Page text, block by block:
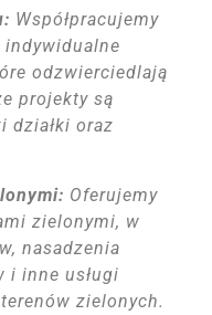
Współpracujemy
odzwierciedlają
projekty są
działki oraz
Oferujemy
zielonymi, w
nasadzenia
i inne usługi
zielonych.